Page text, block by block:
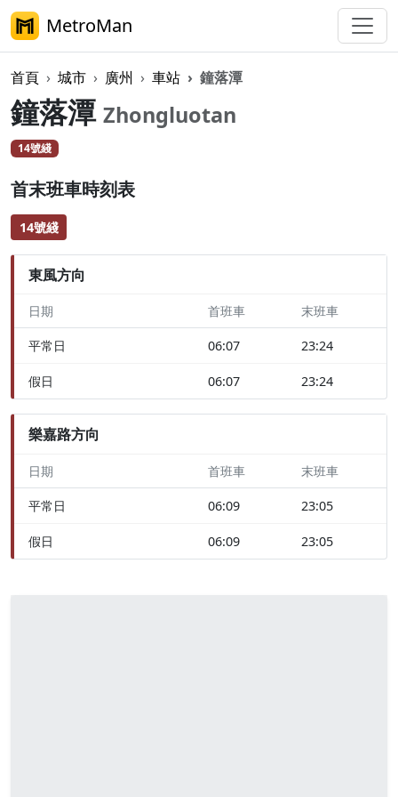
MetroMan
首頁 城市 廣州 車站 鐘落潭
鐘落潭 Zhongluotan
14號綫
首末班車時刻表
14號綫
東風方向
日期 首班車 末班車
平常日 06:07 23:24
假日 06:07 23:24
樂嘉路方向
日期 首班車 末班車
平常日 06:09 23:05
假日 06:09 23:05